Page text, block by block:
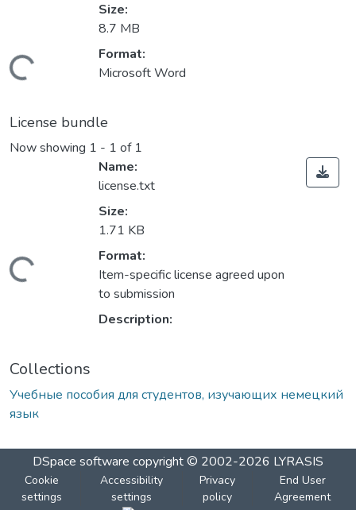
Loading...
Size:
8.7 MB
Format:
Microsoft Word
License bundle
Now showing 1 - 1 of 1
Loading...
Name:
license.txt
Size:
1.71 KB
Format:
Item-specific license agreed upon
to submission
Description:
Collections
Учебные пособия для студентов, изучающих немецкий
язык
DSpace software copyright © 2002-2026 LYRASIS
Cookie
settings
Accessibility
settings
Privacy
policy
End User
Agreement